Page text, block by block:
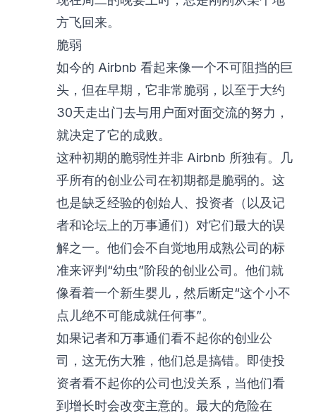
方飞回来。
脆弱
如今的 Airbnb 看起来像一个不可阻挡的巨
头，但在早期，它非常脆弱，以至于大约
30天走出门去与用户面对面交流的努力，
就决定了它的成败。
这种初期的脆弱性并非 Airbnb 所独有。几
乎所有的创业公司在初期都是脆弱的。这
也是缺乏经验的创始人、投资者（以及记
者和论坛上的万事通们）对它们最大的误
解之一。他们会不自觉地用成熟公司的标
准来评判“幼虫”阶段的创业公司。他们就
像看着一个新生婴儿，然后断定“这个小不
点儿绝不可能成就任何事”。
如果记者和万事通们看不起你的创业公
司，这无伤大雅，他们总是搞错。即使投
资者看不起你的公司也没关系，当他们看
到增长时会改变主意的。最大的危险在